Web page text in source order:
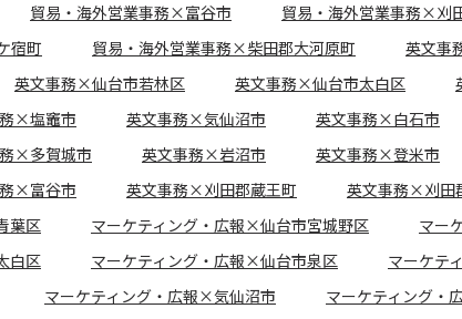
貿易・海外営業事務×富谷市
貿易・海外営業事務×刈
宿町
貿易・海外営業事務×柴田郡大河原町
英文事
英文事務×仙台市若林区 英文事務×仙台市太白区
×塩竈市 英文事務×気仙沼市 英文事務×白石市
×多賀城市 英文事務×岩沼市 英文事務×登米市
×富谷市 英文事務×刈田郡蔵王町 英文事務×刈田
葉区
マーケティング・広報×仙台市宮城野区
マー
白区
マーケティング・広報×仙台市泉区
マーケテ
マーケティング・広報×気仙沼市
マーケティング・